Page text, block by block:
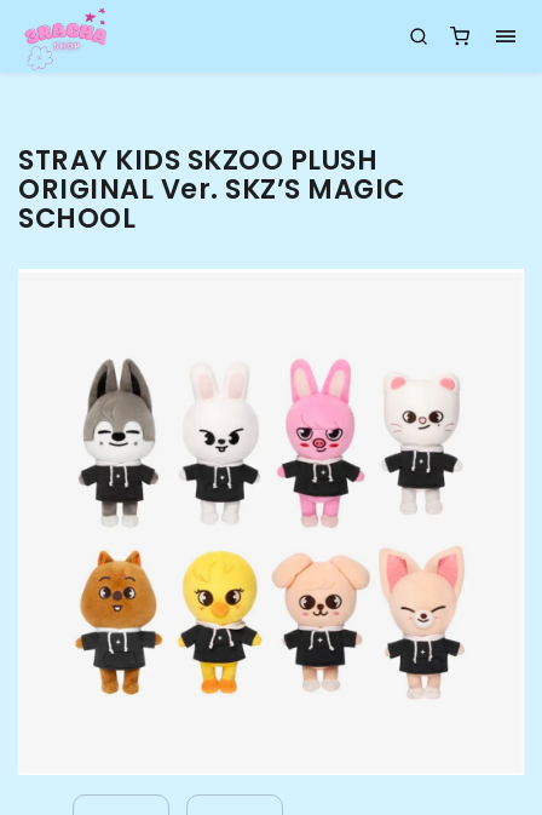
STRAY KIDS SKZOO PLUSH
ORIGINAL Ver. SKZ’S MAGIC
SCHOOL